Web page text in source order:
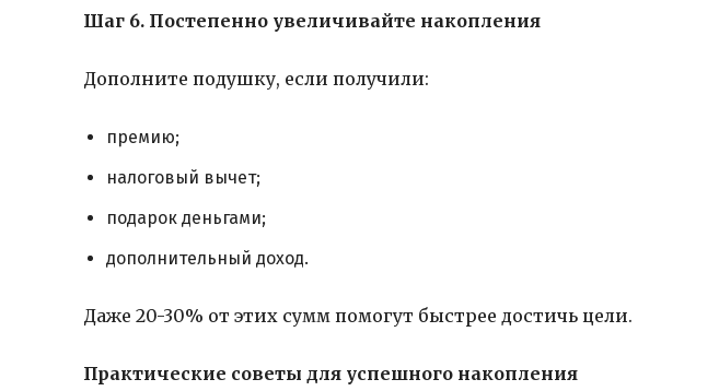
Шаг 6. Постепенно увеличивайте накопления
Дополните подушку, если получили:
премию;
налоговый вычет;
подарок деньгами;
дополнительный доход.
Даже 20-30% от этих сумм помогут быстрее достичь цели.
Практические советы для успешного накопления